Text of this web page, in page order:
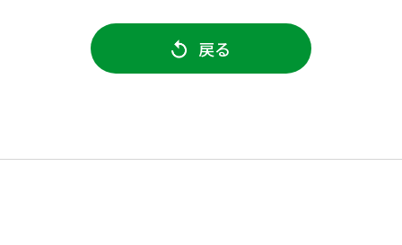
戻る